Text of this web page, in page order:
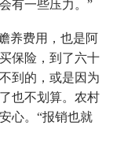
有一些压力。”
养费用，也是阿
保险，到了六十
到的，或是因为
也不划算。农村
心。“报销也就